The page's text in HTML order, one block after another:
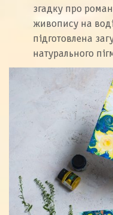
згадку про
живопису на
підготовлена
натурального